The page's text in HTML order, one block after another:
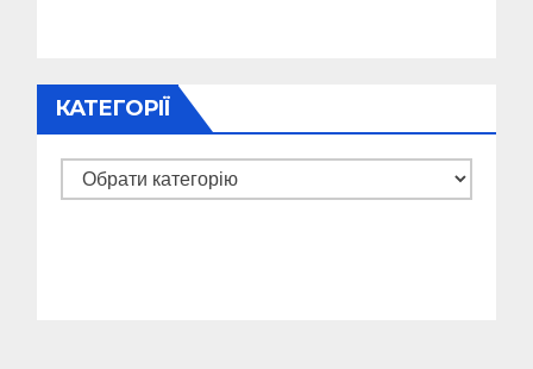
КАТЕГОРІЇ
Категорії